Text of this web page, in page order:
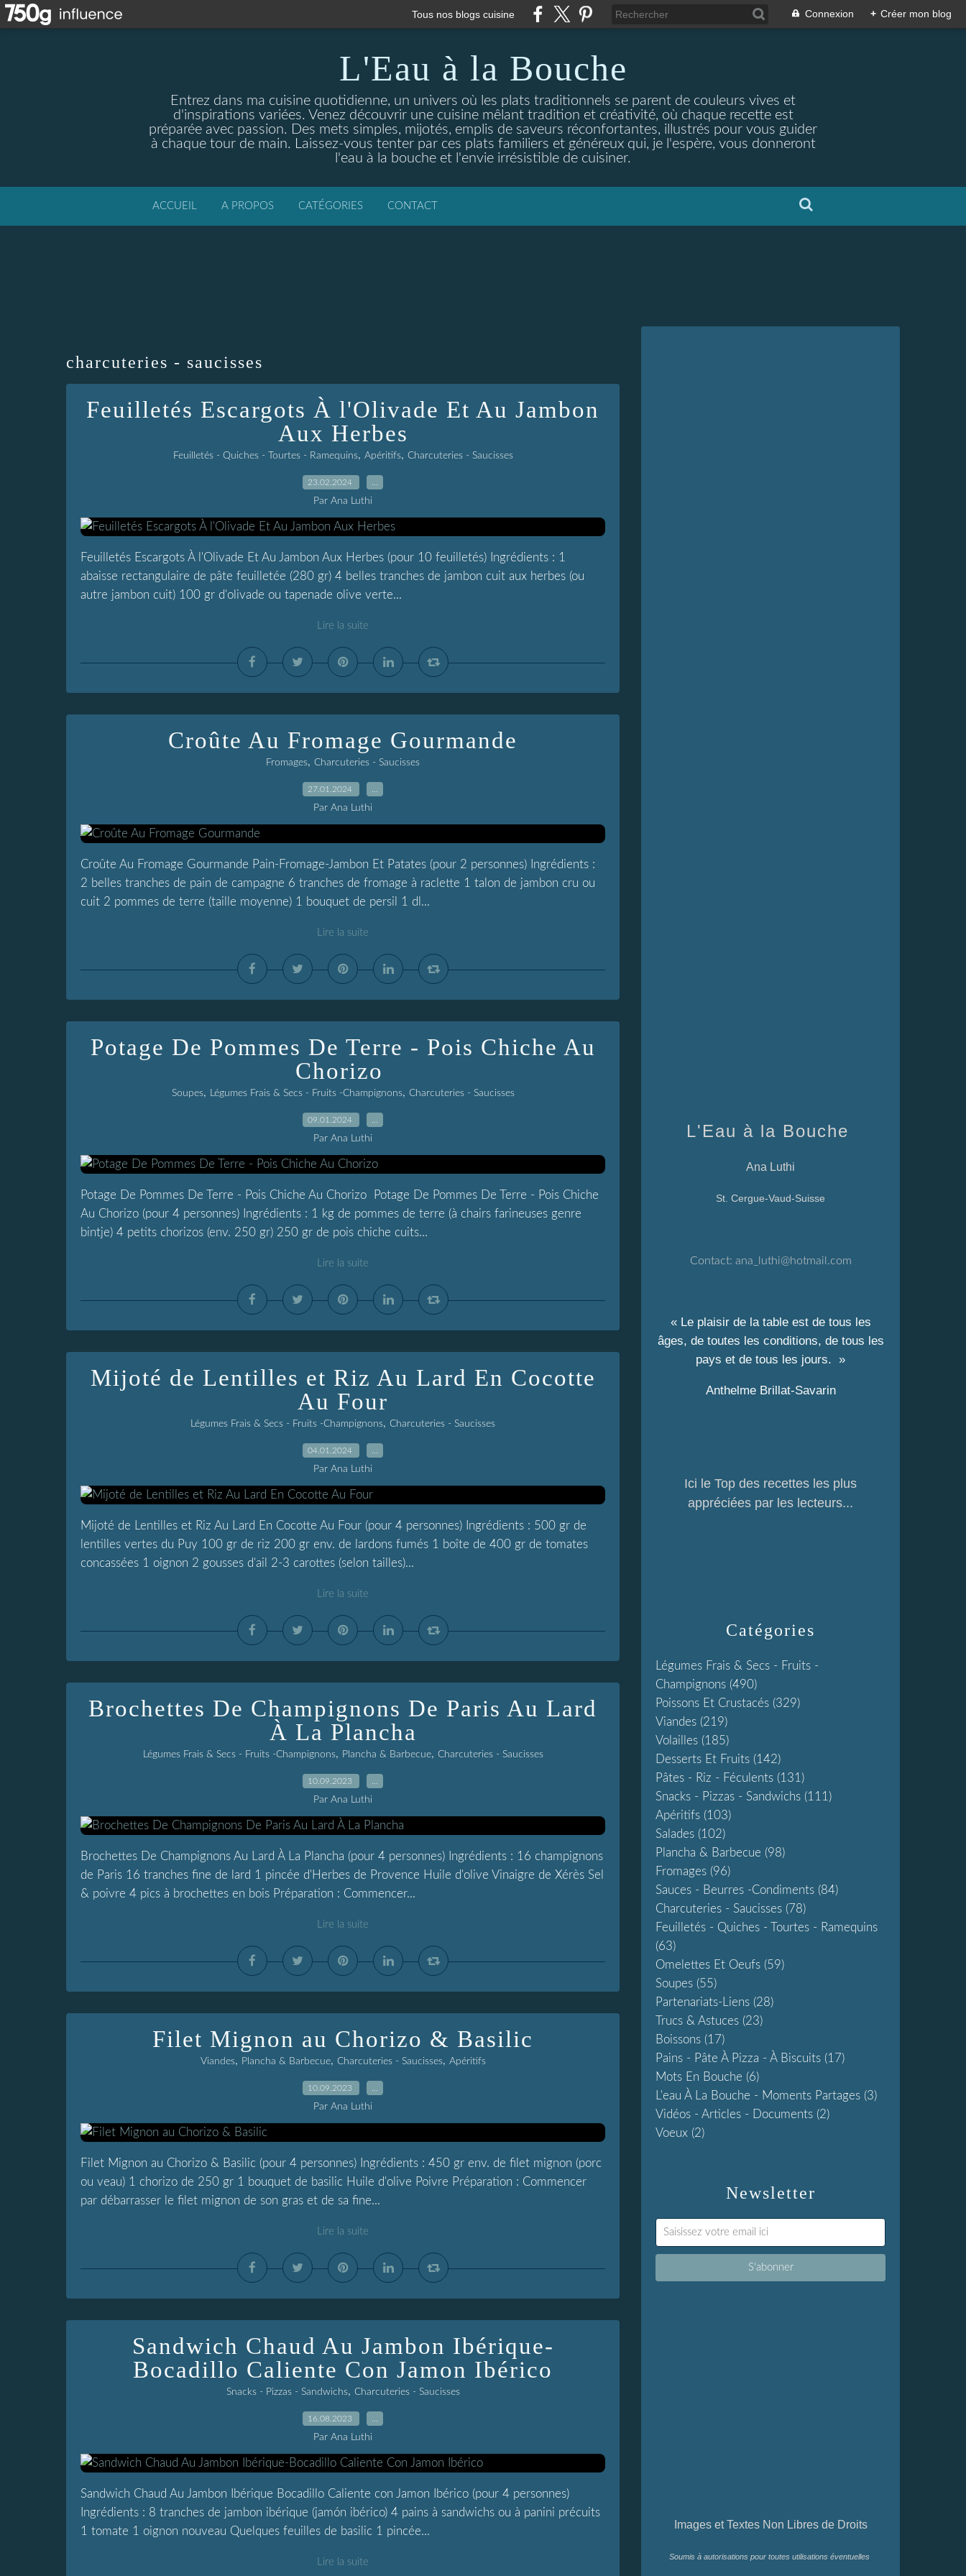
Tous nos blogs cuisine Connexion + Créer mon blog
L'Eau à la Bouche
Entrez dans ma cuisine quotidienne, un univers où les plats traditionnels se parent de couleurs vives et
d'inspirations variées. Venez découvrir une cuisine mêlant tradition et créativité, où chaque recette est
préparée avec passion. Des mets simples, mijotés, emplis de saveurs réconfortantes, illustrés pour vous guider
à chaque tour de main. Laissez-vous tenter par ces plats familiers et généreux qui, je l'espère, vous donneront
l'eau à la bouche et l'envie irrésistible de cuisiner.
ACCUEIL A PROPOS CATÉGORIES CONTACT
charcuteries - saucisses
Feuilletés Escargots À l'Olivade Et Au Jambon
Aux Herbes
Feuilletés - Quiches - Tourtes - Ramequins, Apéritifs, Charcuteries - Saucisses
23.02.2024
Par Ana Luthi
Feuilletés Escargots À l'Olivade Et Au Jambon Aux Herbes (pour 10 feuilletés) Ingrédients : 1
abaisse rectangulaire de pâte feuilletée (280 gr) 4 belles tranches de jambon cuit aux herbes (ou
autre jambon cuit) 100 gr d'olivade ou tapenade olive verte...
Lire la suite
Croûte Au Fromage Gourmande
Fromages, Charcuteries - Saucisses
27.01.2024
Par Ana Luthi
Croûte Au Fromage Gourmande Pain-Fromage-Jambon Et Patates (pour 2 personnes) Ingrédients :
2 belles tranches de pain de campagne 6 tranches de fromage à raclette 1 talon de jambon cru ou
cuit 2 pommes de terre (taille moyenne) 1 bouquet de persil 1 dl...
Lire la suite
Potage De Pommes De Terre - Pois Chiche Au
Chorizo
Soupes, Légumes Frais & Secs - Fruits -Champignons, Charcuteries - Saucisses
09.01.2024
Par Ana Luthi
Potage De Pommes De Terre - Pois Chiche Au Chorizo Potage De Pommes De Terre - Pois Chiche
Au Chorizo (pour 4 personnes) Ingrédients : 1 kg de pommes de terre (à chairs farineuses genre
bintje) 4 petits chorizos (env. 250 gr) 250 gr de pois chiche cuits...
Lire la suite
Mijoté de Lentilles et Riz Au Lard En Cocotte
Au Four
Légumes Frais & Secs - Fruits -Champignons, Charcuteries - Saucisses
04.01.2024
Par Ana Luthi
Mijoté de Lentilles et Riz Au Lard En Cocotte Au Four (pour 4 personnes) Ingrédients : 500 gr de
lentilles vertes du Puy 100 gr de riz 200 gr env. de lardons fumés 1 boîte de 400 gr de tomates
concassées 1 oignon 2 gousses d'ail 2-3 carottes (selon tailles)...
Lire la suite
Brochettes De Champignons De Paris Au Lard
À La Plancha
Légumes Frais & Secs - Fruits -Champignons, Plancha & Barbecue, Charcuteries - Saucisses
10.09.2023
Par Ana Luthi
Brochettes De Champignons Au Lard À La Plancha (pour 4 personnes) Ingrédients : 16 champignons
de Paris 16 tranches fine de lard 1 pincée d'Herbes de Provence Huile d'olive Vinaigre de Xérès Sel
& poivre 4 pics à brochettes en bois Préparation : Commencer...
Lire la suite
Filet Mignon au Chorizo & Basilic
Viandes, Plancha & Barbecue, Charcuteries - Saucisses, Apéritifs
10.09.2023
Par Ana Luthi
Filet Mignon au Chorizo & Basilic (pour 4 personnes) Ingrédients : 450 gr env. de filet mignon (porc
ou veau) 1 chorizo de 250 gr 1 bouquet de basilic Huile d'olive Poivre Préparation : Commencer
par débarrasser le filet mignon de son gras et de sa fine...
Lire la suite
Sandwich Chaud Au Jambon Ibérique-
Bocadillo Caliente Con Jamon Ibérico
Snacks - Pizzas - Sandwichs, Charcuteries - Saucisses
16.08.2023
Par Ana Luthi
Sandwich Chaud Au Jambon Ibérique Bocadillo Caliente con Jamon Ibérico (pour 4 personnes)
Ingrédients : 8 tranches de jambon ibérique (jamón ibérico) 4 pains à sandwichs ou à panini précuits
1 tomate 1 oignon nouveau Quelques feuilles de basilic 1 pincée...
Lire la suite
Newsletter
Catégories
Légumes Frais & Secs - Fruits -
Champignons (490)
Poissons Et Crustacés (329)
Viandes (219)
Volailles (185)
Desserts Et Fruits (142)
Pâtes - Riz - Féculents (131)
Snacks - Pizzas - Sandwichs (111)
Apéritifs (103)
Salades (102)
Plancha & Barbecue (98)
Fromages (96)
Sauces - Beurres -condiments (84)
Charcuteries - Saucisses (78)
Feuilletés - Quiches - Tourtes - Ramequins
(63)
Omelettes Et Oeufs (59)
Soupes (55)
Partenariats-Liens (28)
Trucs & Astuces (23)
Boissons (17)
Pains - Pâte À Pizza - À Biscuits (17)
Mots En Bouche (6)
L'eau À La Bouche - Moments Partages (3)
Vidéos - Articles - Documents (2)
Voeux (2)
L'Eau à la Bouche
Ana Luthi
St. Cergue-Vaud-Suisse
Contact: ana_luthi@hotmail.com
« Le plaisir de la table est de tous les
âges, de toutes les conditions, de tous les
pays et de tous les jours. »
Anthelme Brillat-Savarin
Ici le Top des recettes les plus
appréciées par les lecteurs...
Images et Textes Non Libres de Droits
Soumis à autorisations pour toutes utilisations éventuelles